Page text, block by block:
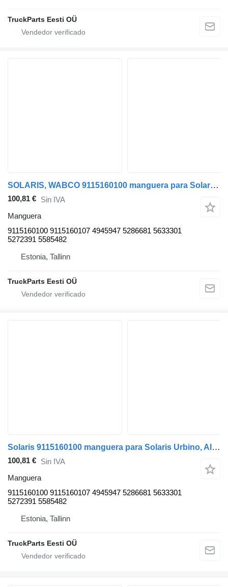
TruckParts Eesti OÜ
SOLARIS, WABCO 9115160100 manguera para Solaris Urbino, Alpino, Vacanza (1999-) autobús
100,81 € Sin IVA
Manguera
9115160100 9115160107 4945947 5286681 5633301
5272391 5585482
Estonia, Tallinn
TruckParts Eesti OÜ
Solaris 9115160100 manguera para Solaris Urbino, Alpino, Vacanza (1999-) autobús
100,81 € Sin IVA
Manguera
9115160100 9115160107 4945947 5286681 5633301
5272391 5585482
Estonia, Tallinn
TruckParts Eesti OÜ